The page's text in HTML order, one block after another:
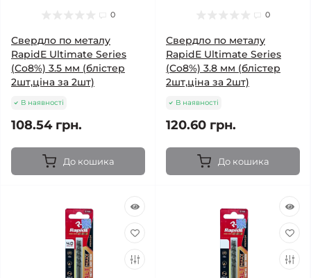
0
Свердло по металу
RapidE Ultimate Series
(Co8%) 3.5 мм (блістер
2шт,ціна за 2шт)
В наявності
108.54 грн.
До кошика
0
Свердло по металу
RapidE Ultimate Series
(Co8%) 3.8 мм (блістер
2шт,ціна за 2шт)
В наявності
120.60 грн.
До кошика